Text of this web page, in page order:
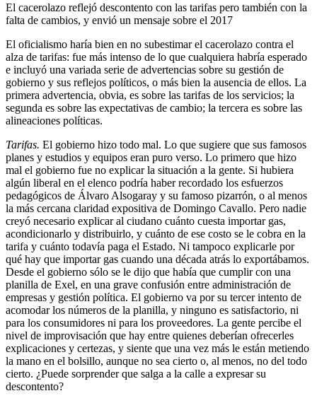
El cacerolazo reflejó descontento con las tarifas pero también con la
falta de cambios, y envió un mensaje sobre el 2017
El oficialismo haría bien en no subestimar el cacerolazo contra el
alza de tarifas: fue más intenso de lo que cualquiera habría esperado
e incluyó una variada serie de advertencias sobre su gestión de
gobierno y sus reflejos políticos, o más bien la ausencia de ellos. La
primera advertencia, obvia, es sobre las tarifas de los servicios; la
segunda es sobre las expectativas de cambio; la tercera es sobre las
alineaciones políticas.
Tarifas. El gobierno hizo todo mal. Lo que sugiere que sus famosos
planes y estudios y equipos eran puro verso. Lo primero que hizo
mal el gobierno fue no explicar la situación a la gente. Si hubiera
algún liberal en el elenco podría haber recordado los esfuerzos
pedagógicos de Álvaro Alsogaray y su famoso pizarrón, o al menos
la más cercana claridad expositiva de Domingo Cavallo. Pero nadie
creyó necesario explicar al ciudano cuánto cuesta importar gas,
acondicionarlo y distribuirlo, y cuánto de ese costo se le cobra en la
tarifa y cuánto todavía paga el Estado. Ni tampoco explicarle por
qué hay que importar gas cuando una década atrás lo exportábamos.
Desde el gobierno sólo se le dijo que había que cumplir con una
planilla de Exel, en una grave confusión entre administración de
empresas y gestión política. El gobierno va por su tercer intento de
acomodar los números de la planilla, y ninguno es satisfactorio, ni
para los consumidores ni para los proveedores. La gente percibe el
nivel de improvisación que hay entre quienes deberían ofrecerles
explicaciones y certezas, y siente que una vez más le están metiendo
la mano en el bolsillo, aunque no sea cierto o, al menos, no del todo
cierto. ¿Puede sorprender que salga a la calle a expresar su
descontento?